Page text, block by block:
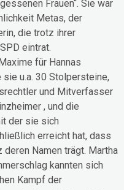
Frauen“. Sie war
Metas, der
die trotz ihrer
eintrat.
für Hannas
u.a. 30 Stolpersteine,
und Mitverfasser
, und die
der sie sich
erreicht hat, dass
Namen trägt. Martha
kannten sich
Kampf der